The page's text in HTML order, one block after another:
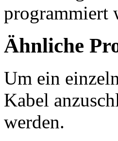
programmiert
Ähnliche
Um ein
Kabel
werden.